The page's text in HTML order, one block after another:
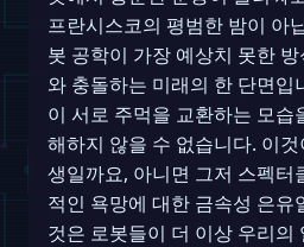
프란시스코의 평범한 밤이 아
봇 공학이 가장 예상치 못한
와 충돌하는 미래의 한 단면입
이 서로 주먹을 교환하는 모습
해하지 않을 수 없습니다. 이
생일까요, 아니면 그저 스펙터
적인 욕망에 대한 금속성 은유
것은 로봇들이 더 이상 우리의